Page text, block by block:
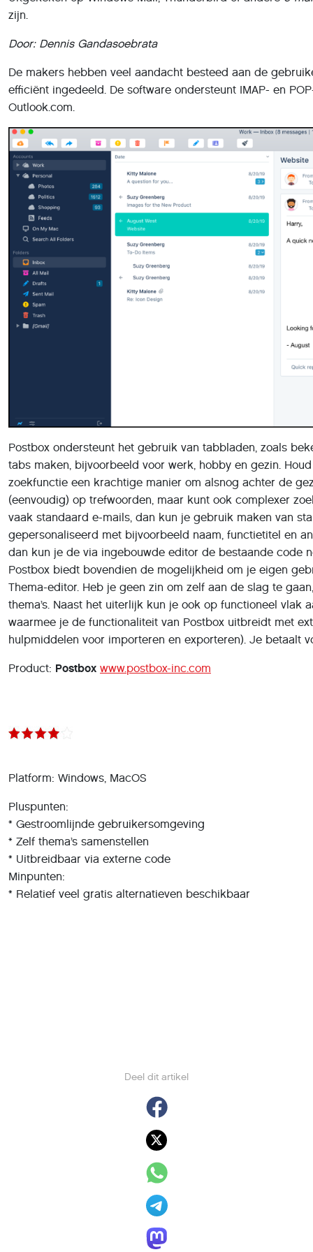
Deel dit artikel
zijn.
Door: Dennis Gandasoebrata
De makers hebben veel aandacht besteed aan de
efficiënt ingedeeld. De software ondersteunt IMAP- en
Outlook.com.
Postbox ondersteunt het gebruik van tabbladen, zoals
tabs maken, bijvoorbeeld voor werk, hobby en gezin.
zoekfunctie een krachtige manier om alsnog achter de
(eenvoudig) op trefwoorden, maar kunt ook complexer
vaak standaard e-mails, dan kun je gebruik maken van
gepersonaliseerd met bijvoorbeeld naam, functietitel en
dan kun je de via ingebouwde editor de bestaande code
Postbox biedt bovendien de mogelijkheid om je eigen
Thema-editor. Heb je geen zin om zelf aan de slag te
thema’s. Naast het uiterlijk kun je ook op functioneel vlak
waarmee je de functionaliteit van Postbox uitbreidt met
hulpmiddelen voor importeren en exporteren). Je betaalt
Product: Postbox www.postbox-inc.com
Platform: Windows, MacOS
Pluspunten:
* Gestroomlijnde gebruikersomgeving
* Zelf thema’s samenstellen
* Uitbreidbaar via externe code
Minpunten:
* Relatief veel gratis alternatieven beschikbaar